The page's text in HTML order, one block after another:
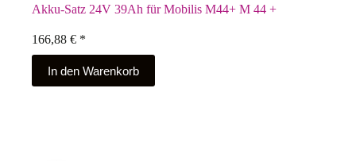
Akku-Satz 24V 39Ah für Mobilis M44+ M 44 +
166,88 € *
In den Warenkorb